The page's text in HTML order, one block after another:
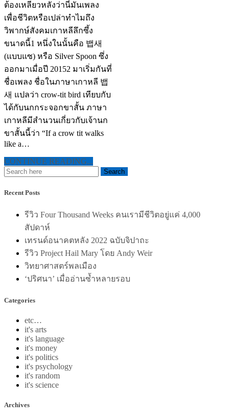
ต้องเหลียวหลังว่านี่มันเพลง
เพื่อชีวิตหรือเปล่าทำไมถึง
วิพากษ์สังคมเกาหลีลึกซึ้ง
ขนาดนี้1 หนึ่งในนั้นคือ 뱁새
(แบบแซ) หรือ Silver Spoon ซึ่ง
ออกมาเมื่อปี 20152 มาเริ่มกันที่
ชื่อเพลง ชื่อในภาษาเกาหลี 뱁
새 แปลว่า crow-tit bird เทียบกับ
ได้กับนกกระจอกขาสั้น ภาษา
เกาหลีมีสำนวนเกี่ยวกับเจ้านก
ขาสั้นนี้ว่า “If a crow tit walks
like a…
CONTINUE READING...
Recent Posts
รีวิว Four Thousand Weeks คนเรามีชีวิตอยู่แค่ 4,000
สัปดาห์
เทรนด์อนาคตหลัง 2022 ฉบับจิปาถะ
รีวิว Project Hail Mary โดย Andy Weir
วิทยาศาสตร์พลเมือง
‘ปริศนา’ เมื่ออ่านซ้ำหลายรอบ
Categories
etc…
it's arts
it's language
it's money
it's politics
it's psychology
it's random
it's science
Archives